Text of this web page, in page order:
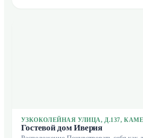
УЗКОКОЛЕЙНАЯ УЛИЦА, Д.137,
Гостевой дом Иверия